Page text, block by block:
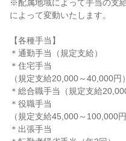
※配属地域によって手当の支
によって変動いたします。
【各種手当】
＊通勤手当（規定支給）
＊住宅手当
（規定支給20,000～40,000円）
＊総合職手当（規定支給
＊役職手当
（規定支給45,000～100,000円
＊出張手当